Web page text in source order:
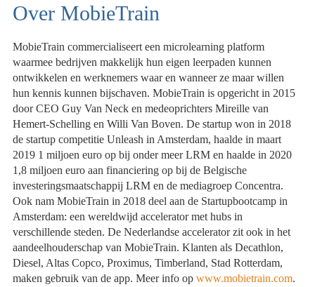
Over MobieTrain
MobieTrain commercialiseert een microlearning platform
waarmee bedrijven makkelijk hun eigen leerpaden kunnen
ontwikkelen en werknemers waar en wanneer ze maar willen
hun kennis kunnen bijschaven. MobieTrain is opgericht in 2015
door CEO Guy Van Neck en medeoprichters Mireille van
Hemert-Schelling en Willi Van Boven. De startup won in 2018
de startup competitie Unleash in Amsterdam, haalde in maart
2019 1 miljoen euro op bij onder meer LRM en haalde in 2020
1,8 miljoen euro aan financiering op bij de Belgische
investeringsmaatschappij LRM en de mediagroep Concentra.
Ook nam MobieTrain in 2018 deel aan de Startupbootcamp in
Amsterdam: een wereldwijd accelerator met hubs in
verschillende steden. De Nederlandse accelerator zit ook in het
aandeelhouderschap van MobieTrain. Klanten als Decathlon,
Diesel, Altas Copco, Proximus, Timberland, Stad Rotterdam,
maken gebruik van de app. Meer info opwww.mobietrain.com.